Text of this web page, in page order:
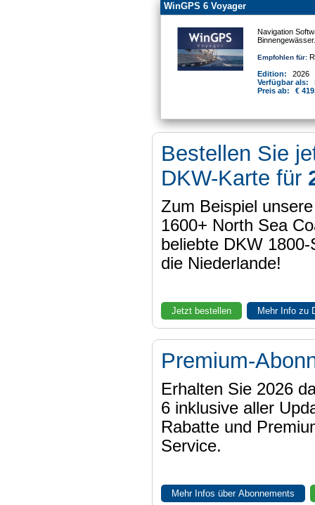
WinGPS 6 Voyager
Navigation
Binnengewässer.
Empfohlen für:
Edition:
2026
Verfügbar als:
Preis ab:
€
Bestellen Sie
DKW-Karte für
Zum Beispiel
1600+ North Sea
beliebte DKW
die Niederlande!
Jetzt bestellen Mehr Info zu
Premium-
Erhalten Sie 2026
6 inklusive aller
Rabatte und
Service.
Mehr Infos über Abonnements